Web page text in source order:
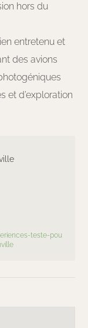
hors du
entretenu et
des avions
et d’exploration
teste-pou